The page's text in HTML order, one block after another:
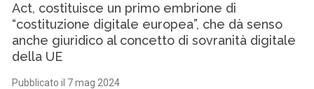
Act, costituisce un primo embrione di
“costituzione digitale europea”, che dà senso
anche giuridico al concetto di sovranità digitale
della UE
Pubblicato il 7 mag 2024